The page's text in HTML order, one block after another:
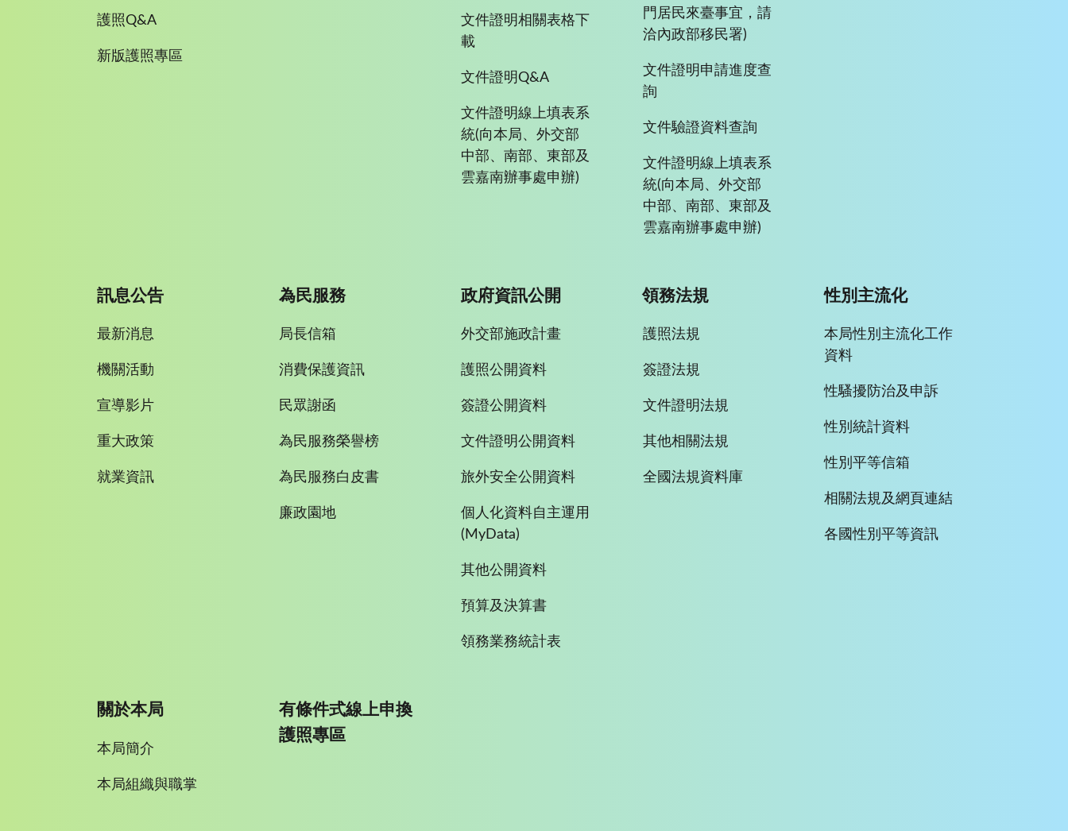
護照Q&A
新版護照專區
文件證明相關表格下
載
文件證明Q&A
文件證明線上填表系
統(向本局、外交部
中部、南部、東部及
雲嘉南辦事處申辦)
門居民來臺事宜，請
洽內政部移民署)
文件證明申請進度查
詢
文件驗證資料查詢
文件證明線上填表系
統(向本局、外交部
中部、南部、東部及
雲嘉南辦事處申辦)
訊息公告
最新消息
機關活動
宣導影片
重大政策
就業資訊
為民服務
局長信箱
消費保護資訊
民眾謝函
為民服務榮譽榜
為民服務白皮書
廉政園地
政府資訊公開
外交部施政計畫
護照公開資料
簽證公開資料
文件證明公開資料
旅外安全公開資料
個人化資料自主運用
(MyData)
其他公開資料
預算及決算書
領務業務統計表
領務法規
護照法規
簽證法規
文件證明法規
其他相關法規
全國法規資料庫
性別主流化
本局性別主流化工作
資料
性騷擾防治及申訴
性別統計資料
性別平等信箱
相關法規及網頁連結
各國性別平等資訊
關於本局
本局簡介
本局組織與職掌
有條件式線上申換
護照專區